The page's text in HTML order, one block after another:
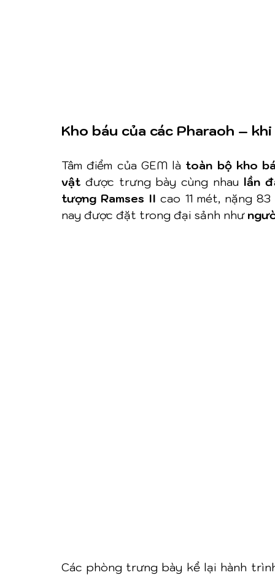
Kho báu của các Pharaoh –
Tâm điểm của GEM là toàn bộ kho
vật được trưng bày cùng nhau lần
tượng Ramses II cao 11 mét, nặng
nay được đặt trong đại sảnh như
Các phòng trưng bày kể lại hành